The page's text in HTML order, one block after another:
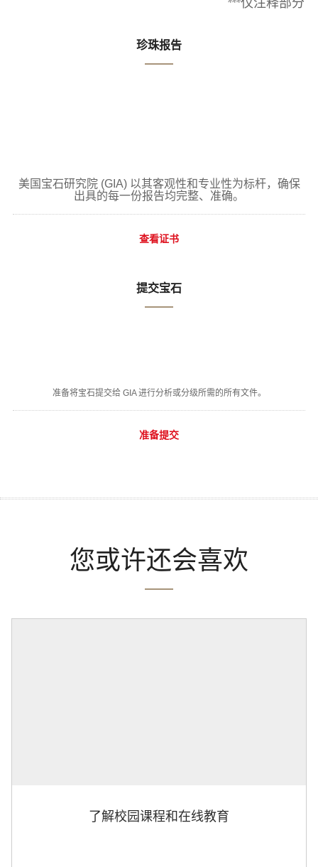
珍珠报告
美国宝石研究院 (GIA) 以其客观性和专业性为标杆，确保
出具的每一份报告均完整、准确。
查看证书
提交宝石
准备将宝石提交给 GIA 进行分析或分级所需的所有文件。
准备提交
您或许还会喜欢
了解校园课程和在线教育